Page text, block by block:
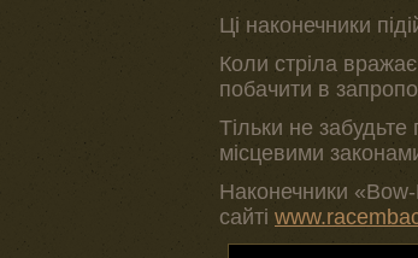
Ці наконечники
Коли стріла
побачити в
Тільки не
місцевими
Наконечники
сайті